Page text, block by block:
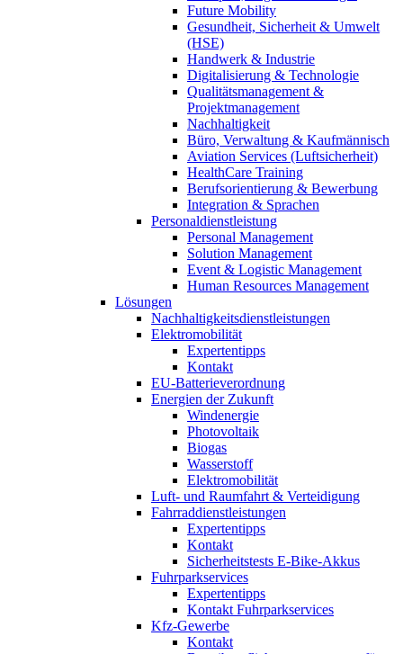
Future Mobility
Gesundheit, Sicherheit & Umwelt
(HSE)
Handwerk & Industrie
Digitalisierung & Technologie
Qualitätsmanagement &
Projektmanagement
Nachhaltigkeit
Büro, Verwaltung & Kaufmännisch
Aviation Services (Luftsicherheit)
HealthCare Training
Berufsorientierung & Bewerbung
Integration & Sprachen
Personaldienstleistung
Personal Management
Solution Management
Event & Logistic Management
Human Resources Management
Lösungen
Nachhaltigkeitsdienstleistungen
Elektromobilität
Expertentipps
Kontakt
EU-Batterieverordnung
Energien der Zukunft
Windenergie
Photovoltaik
Biogas
Wasserstoff
Elektromobilität
Luft- und Raumfahrt & Verteidigung
Fahrraddienstleistungen
Expertentipps
Kontakt
Sicherheitstests E-Bike-Akkus
Fuhrparkservices
Expertentipps
Kontakt Fuhrparkservices
Kfz-Gewerbe
Kontakt